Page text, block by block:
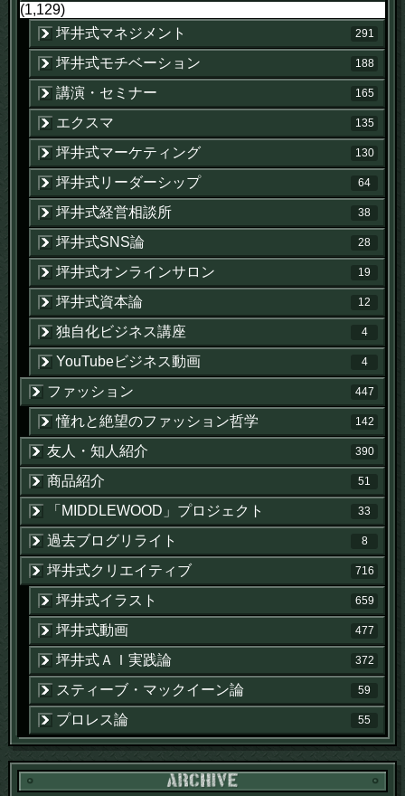
(1,129)
坪井式マネジメント
291
坪井式モチベーション 188
講演・セミナー 165
エクスマ 135
坪井式マーケティング 130
坪井式リーダーシップ 64
坪井式経営相談所 38
坪井式SNS論 28
坪井式オンラインサロン 19
坪井式資本論 12
独自化ビジネス講座 4
YouTubeビジネス動画 4
ファッション 447
憧れと絶望のファッション哲学 142
友人・知人紹介 390
商品紹介 51
「MIDDLEWOOD」プロジェクト 33
過去ブログリライト 8
坪井式クリエイティブ 716
坪井式イラスト 659
坪井式動画 477
坪井式ＡＩ実践論 372
スティーブ・マックイーン論 59
プロレス論 55